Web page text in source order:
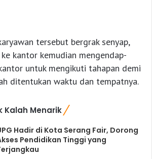
tersebut bergrak senyap,
kantor kemudian mengendap-
untuk mengikuti tahapan demi
ditentukan waktu dan tempatnya.
Kalah Menarik
Hadir di Kota Serang Fair, Dorong
Pendidikan Tinggi yang